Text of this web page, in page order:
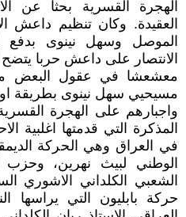
الهجرة القسرية بحثا عن
العقيدة. وكان تنظيم داعش
الموصل وسهل نينوى بدفع
الانتصار على داعش حربا
معشعشا في عقول البعض
مسيحيي سهل نينوى بطريقة
واجبارهم على الهجرة
المذكرة التي قدمتها اغلبية
في العراق وهي الحركة
الوطني لبيث نهرين، وحزب
الشعبي الكلداني الاشوري
حركة بابليون التي يراسها